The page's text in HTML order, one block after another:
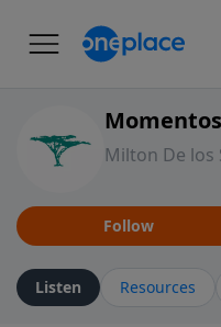
Milton De los
Follow
Listen Resources